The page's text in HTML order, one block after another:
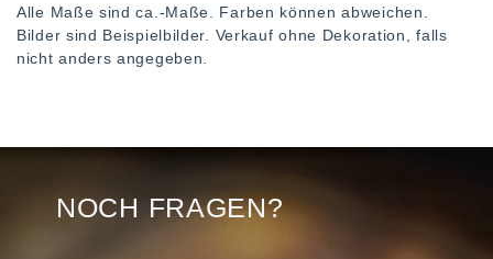
Alle Maße sind ca.-Maße. Farben können abweichen.
Bilder sind Beispielbilder. Verkauf ohne Dekoration, falls
nicht anders angegeben.
NOCH FRAGEN?